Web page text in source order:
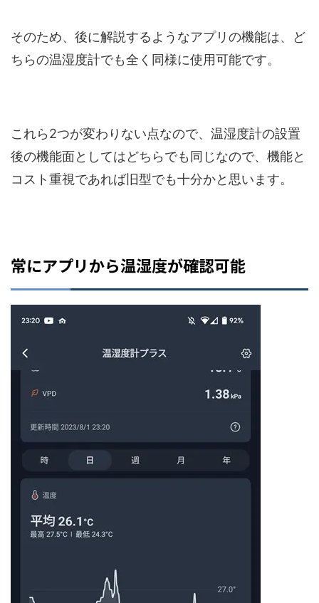
そのため、後に解説するようなアプリの機能は、ど
ちらの温湿度計でも全く同様に使用可能です。
これら2つが変わりない点なので、温湿度計の設置
後の機能面としてはどちらでも同じなので、機能と
コスト重視であれば旧型でも十分かと思います。
常にアプリから温湿度が確認可能